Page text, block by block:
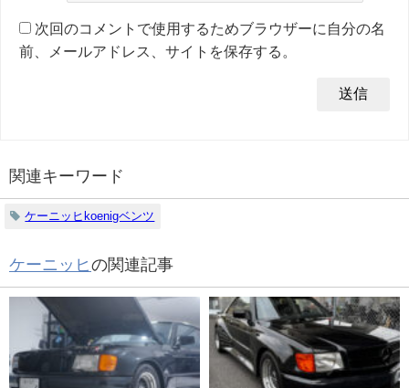
次回のコメントで使用するためブラウザーに自分の名
前、メールアドレス、サイトを保存する。
関連キーワード
ケーニッヒkoenigベンツ
ケーニッヒ の関連記事